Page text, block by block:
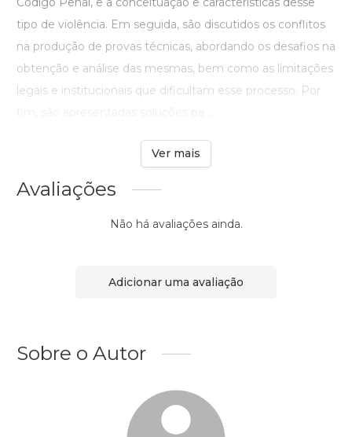
tipo de violência. Em seguida, são discutidos os conflitos
na produção de provas técnicas, abordando os desafios na
obtenção e análise das mesmas, bem como as limitações
legais e institucionais que dificultam esse processo. Por
Ver mais
Avaliações
Não há avaliações ainda.
Adicionar uma avaliação
Sobre o Autor